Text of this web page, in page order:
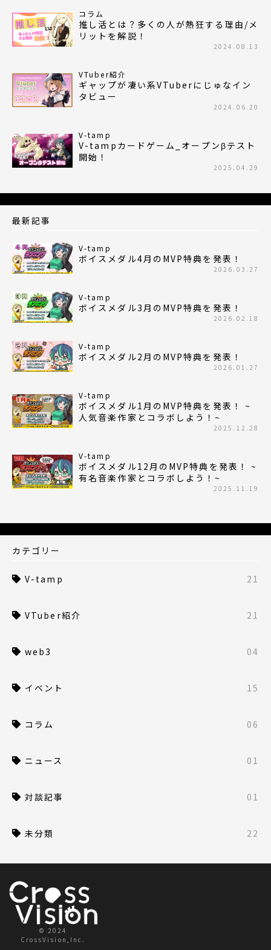
コラム
推し活とは？多くの人が熱狂する理由/メ
リットを解説！
2024.08.13
VTuber紹介
ギャップが凄い系VTuberにじゅなイン
タビュー
2024.06.20
V-tamp
V-tampカードゲーム_オープンβテスト
開始！
2025.04.29
最新記事
V-tamp
ボイスメダル4月のMVP特典を発表！
2026.03.27
V-tamp
ボイスメダル3月のMVP特典を発表！
2026.02.18
V-tamp
ボイスメダル2月のMVP特典を発表！
2026.01.27
V-tamp
ボイスメダル1月のMVP特典を発表！ ~
人気音楽作家とコラボしよう！~
2025.12.28
V-tamp
ボイスメダル12月のMVP特典を発表！ ~
有名音楽作家とコラボしよう！~
2025.11.19
カテゴリー
V-tamp 21
VTuber紹介 21
web3 04
イベント 15
コラム 06
ニュース 01
対談記事 01
未分類 22
© 2024
CrossVision,Inc.